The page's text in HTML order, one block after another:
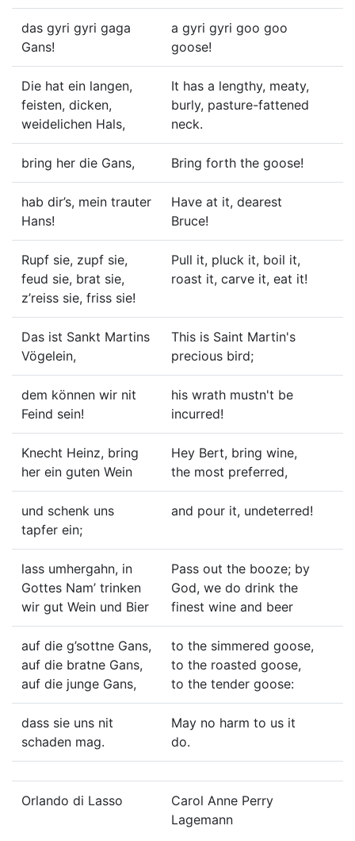
das gyri gyri gaga
Gans!
a gyri gyri goo goo
goose!
Die hat ein langen,
feisten, dicken,
weidelichen Hals,
It has a lengthy, meaty,
burly, pasture-fattened
neck.
bring her die Gans, Bring forth the goose!
hab dir’s, mein trauter
Hans!
Have at it, dearest
Bruce!
Rupf sie, zupf sie,
feud sie, brat sie,
z’reiss sie, friss sie!
Pull it, pluck it, boil it,
roast it, carve it, eat it!
Das ist Sankt Martins
Vögelein,
This is Saint Martin's
precious bird;
dem können wir nit
Feind sein!
his wrath mustn't be
incurred!
Knecht Heinz, bring
her ein guten Wein
Hey Bert, bring wine,
the most preferred,
und schenk uns
tapfer ein;
and pour it, undeterred!
lass umhergahn, in
Gottes Nam’ trinken
wir gut Wein und Bier
Pass out the booze; by
God, we do drink the
finest wine and beer
auf die g’sottne Gans,
auf die bratne Gans,
auf die junge Gans,
to the simmered goose,
to the roasted goose,
to the tender goose:
dass sie uns nit
schaden mag.
May no harm to us it
do.
Orlando di Lasso
Carol Anne Perry
Lagemann